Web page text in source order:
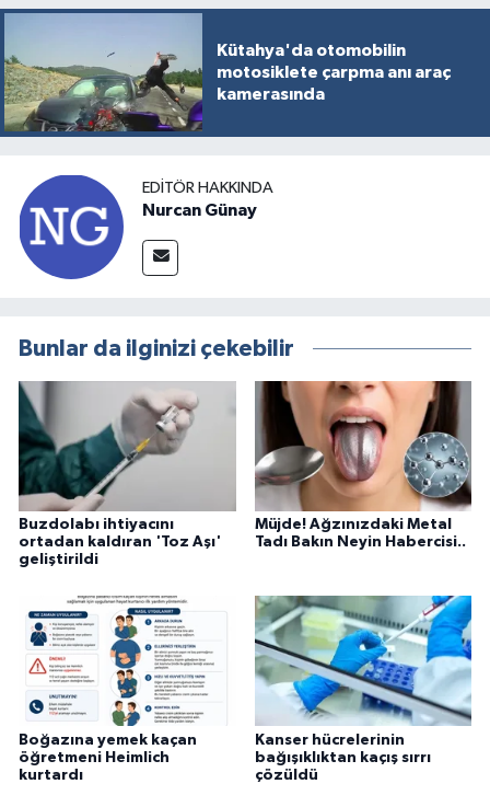
Kütahya'da otomobilin
motosiklete çarpma anı araç
kamerasında
EDITÖR HAKKINDA
Nurcan Günay
Bunlar da ilginizi çekebilir
Buzdolabı ihtiyacını
ortadan kaldıran 'Toz Aşı'
geliştirildi
Müjde! Ağzınızdaki Metal
Tadı Bakın Neyin Habercisi..
Boğazına yemek kaçan
öğretmeni Heimlich
kurtardı
Kanser hücrelerinin
bağışıklıktan kaçış sırrı
çözüldü